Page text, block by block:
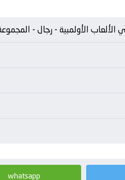
الألعاب الأولمبية - رجال -
whatsapp